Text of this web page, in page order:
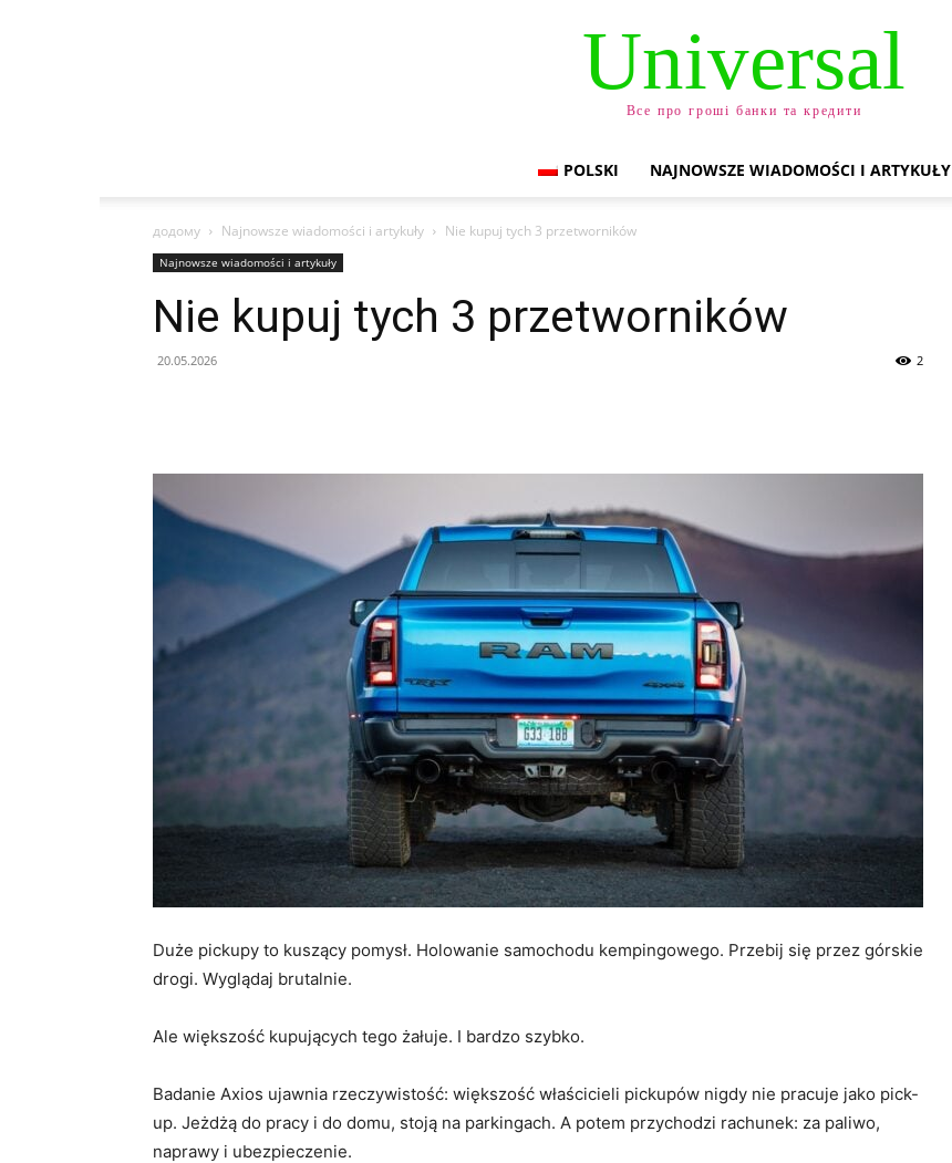
Universal
Все про гроші банки та кредити
POLSKI NAJNOWSZE WIADOMOŚCI I ARTYKUŁY
додому Najnowsze wiadomości i artykuły Nie kupuj tych 3 przetworników
Najnowsze wiadomości i artykuły
Nie kupuj tych 3 przetworników
20.05.2026 2
Duże pickupy to kuszący pomysł. Holowanie samochodu kempingowego. Przebij się przez górskie
drogi. Wyglądaj brutalnie.
Ale większość kupujących tego żałuje. I bardzo szybko.
Badanie Axios ujawnia rzeczywistość: większość właścicieli pickupów nigdy nie pracuje jako pick-
up. Jeżdżą do pracy i do domu, stoją na parkingach. A potem przychodzi rachunek: za paliwo,
naprawy i ubezpieczenie.